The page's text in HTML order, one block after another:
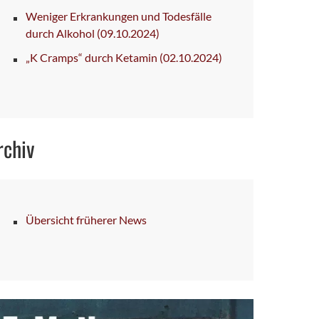
Weniger Erkrankungen und Todesfälle
durch Alkohol (09.10.2024)
„K Cramps“ durch Ketamin (02.10.2024)
Übersicht früherer News